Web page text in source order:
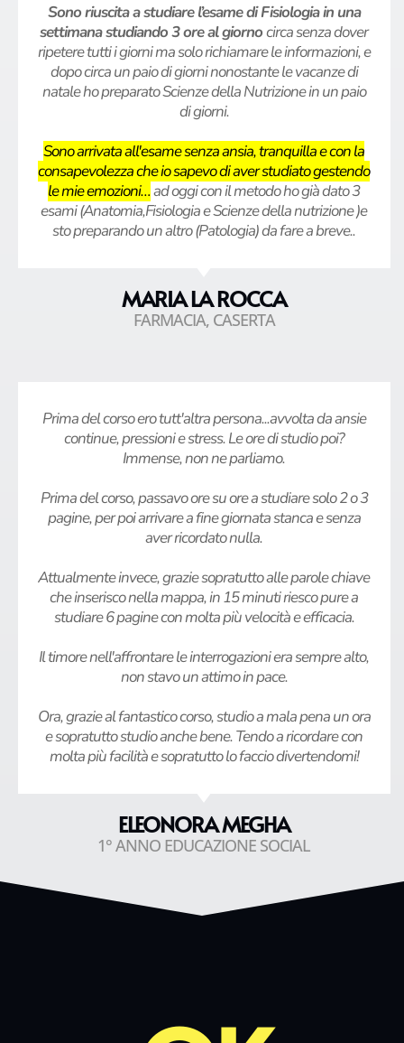
Sono riuscita a studiare l’esame di Fisiologia in una
settimana studiando 3 ore al giornocirca senza dover
ripetere tutti i giorni ma solo richiamare le informazioni, e
dopo circa un paio di giorni nonostante le vacanze di
natale ho preparato Scienze della Nutrizione in un paio
di giorni.
Sono arrivata all'esame senza ansia, tranquilla e con la
consapevolezza che io sapevo di aver studiato gestendo
le mie emozioni…ad oggi con il metodo ho già dato 3
esami (Anatomia,Fisiologia e Scienze della nutrizione )e
sto preparando un altro (Patologia) da fare a breve..
MARIA LA ROCCA
FARMACIA, CASERTA
Prima del corso ero tutt'altra persona...avvolta da ansie
continue, pressioni e stress. Le ore di studio poi?
Immense, non ne parliamo.
Prima del corso, passavo ore su ore a studiare solo 2 o 3
pagine, per poi arrivare a fine giornata stanca e senza
aver ricordato nulla.
Attualmente invece, grazie sopratutto alle parole chiave
che inserisco nella mappa, in 15 minuti riesco pure a
studiare 6 pagine con molta più velocità e efficacia.
Il timore nell'affrontare le interrogazioni era sempre alto,
non stavo un attimo in pace.
Ora, grazie al fantastico corso, studio a mala pena un ora
e sopratutto studio anche bene. Tendo a ricordare con
molta più facilità e sopratutto lo faccio divertendomi!
ELEONORA MEGHA
1° ANNO EDUCAZIONE SOCIAL